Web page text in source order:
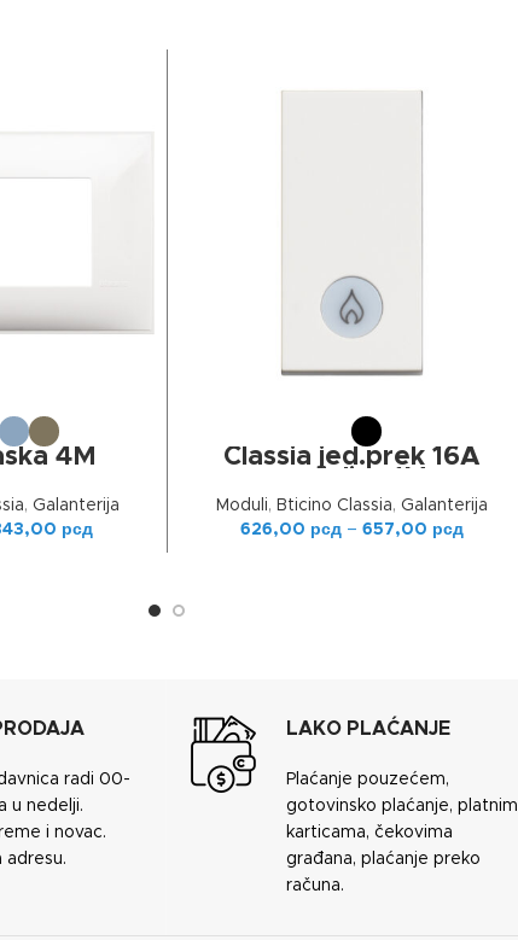
4M
, Galanterija
рсд
ОДАБЕРИТЕ ОПЦИЈЕ
Classia jed.prek 16A
Moduli, Bticino Classia, Galanterija
626,00 рсд – 657,00 рсд
radi 00-
u nedelji.
i novac.
adresu.
LAKO PLAĆANJE
Plaćanje pouzećem,
gotovinsko plaćanje, platnim
karticama, čekovima
građana, plaćanje preko
računa.